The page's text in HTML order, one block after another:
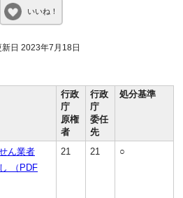
いいね！
日 2023年7月18日
行政
庁
原権
者
行政
庁
委任
先
処分基準
ん業者
（PDF
21 21 ○